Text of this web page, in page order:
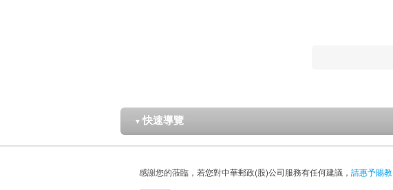
▼ 快速導覽
感謝您的蒞臨，若您對中華郵政(股)公司服務有任何建議， 請惠予賜教